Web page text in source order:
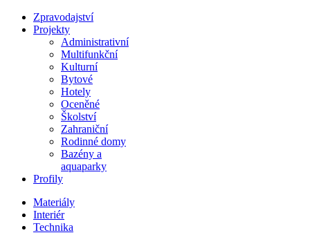
Zpravodajství
Projekty
Administrativní
Multifunkční
Kulturní
Bytové
Hotely
Oceněné
Školství
Zahraniční
Rodinné domy
Bazény a
aquaparky
Profily
Materiály
Interiér
Technika